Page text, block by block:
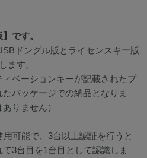
です。
ドングル版とライセンスキー版
ます。
ベーションキーが記載されたプ
パッケージでの納品となりま
りません）
可能で、3台以上認証を行うと
3台目を1台目として認識しま